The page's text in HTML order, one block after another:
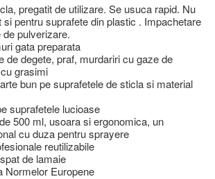
pregatit de utilizare. Se usuca rapid. Nu
pentru suprafete din plastic . Impachetare
pulverizare.
gata preparata
de degete, praf, murdariri cu gaze de
grasimi
bun pe suprafetele de sticla si material
suprafetele lucioase
500 ml, usoara si ergonomica, un
cu duza pentru sprayere
reutilizabile
de lamaie
Normelor Europene